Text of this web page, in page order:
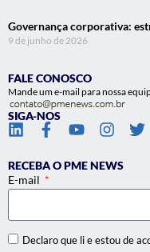
Governança corporativa:
9 de junho de 2026
FALE CONOSCO
Mande um e-mail para nossa
SIGA-NOS
RECEBA O PME NEWS
E-mail
Declaro que li e estou de